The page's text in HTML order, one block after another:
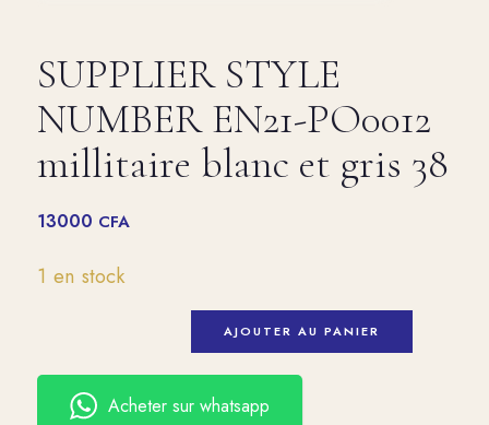
SUPPLIER STYLE
NUMBER EN21-PO0012
millitaire blanc et gris 38
13000 CFA
1 en stock
AJOUTER AU PANIER
Acheter sur whatsapp